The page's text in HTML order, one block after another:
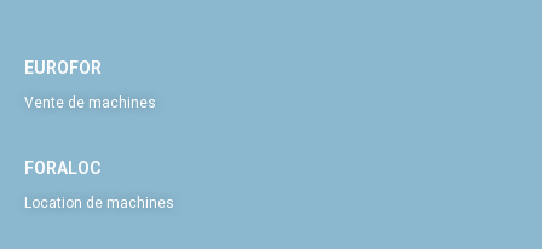
EUROFOR
Vente de machines
FORALOC
Location de machines